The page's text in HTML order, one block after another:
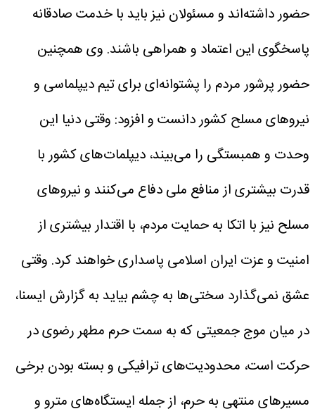
حضور داشته‌اند و مسئولان نیز باید با خدمت صادقانه
پاسخگوی این اعتماد و همراهی باشند. وی همچنین
حضور پرشور مردم را پشتوانه‌ای برای تیم دیپلماسی و
نیروهای مسلح کشور دانست و افزود: وقتی دنیا این
وحدت و همبستگی را می‌بیند، دیپلمات‌های کشور با
قدرت بیشتری از منافع ملی دفاع می‌کنند و نیروهای
مسلح نیز با اتکا به حمایت مردم، با اقتدار بیشتری از
امنیت و عزت ایران اسلامی پاسداری خواهند کرد. وقتی
عشق نمی‌گذارد سختی‌ها به چشم بیایدبه گزارش ایسنا،
در میان موج جمعیتی که به سمت حرم مطهر رضوی در
حرکت است، محدودیت‌های ترافیکی و بسته بودن برخی
مسیرهای منتهی به حرم، از جمله ایستگاه‌های مترو و